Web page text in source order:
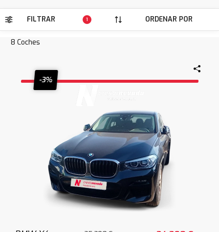
FILTRAR 1 ORDENAR POR
8 Coches
-3%